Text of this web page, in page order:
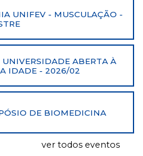
UNIFEV - MUSCULAÇÃO -
ABERTA À
IDADE - 2026/02
DE BIOMEDICINA
ver todos eventos